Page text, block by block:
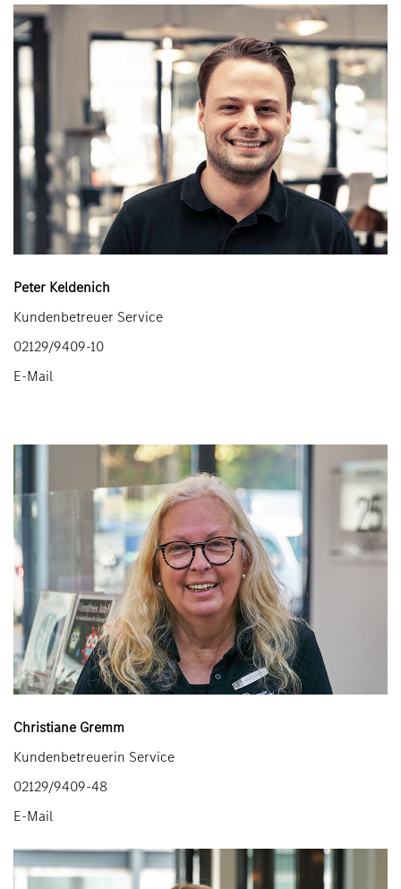
Peter Keldenich
Kundenbetreuer Service
02129/9409-10
E-Mail
Christiane Gremm
Kundenbetreuerin Service
02129/9409-48
E-Mail